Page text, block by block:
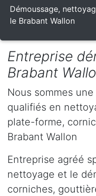
Démoussage,
le Brabant Wallon
Entreprise
Brabant
Nous sommes
qualifiés en
plate-forme,
Brabant Wallon
Entreprise agréé
nettoyage et le
corniches,